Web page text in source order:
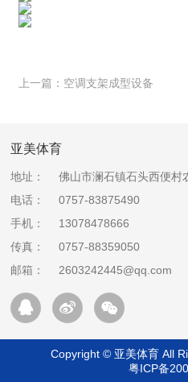
上一篇： 空调支架成型设备
亚美体育
地址：
佛山市澜石镇石头西便村
电话：
0757-83875490
手机：
13078478666
传真：
0757-88359050
邮箱：
2603242445@qq.com
Copyright © 亚美体育 All
粤ICP备